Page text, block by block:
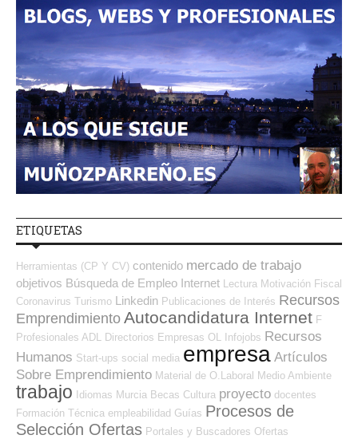
ETIQUETAS
Herramientas (CP Y CV) contenido mercado de trabajo
objetivos Búsqueda de Empleo Internet Lectura Motivación Fiscal
Coronavirus Turismo Linkedin Publicaciones de Interés Recursos
Emprendimiento Autocandidatura Internet F
Profesionales ADL
Directorios Empresas OL Infojobs Recursos
Humanos Start-ups social media empresa Artículos
Sobre Emprendimiento Material de O.Laboral Medio Ambiente
trabajo Idiomas Murcia Becas Cultura proyecto docentes
Formación Técnica empleabilidad Guías Procesos de
Selección Ofertas Portales y Buscadores Ofertas